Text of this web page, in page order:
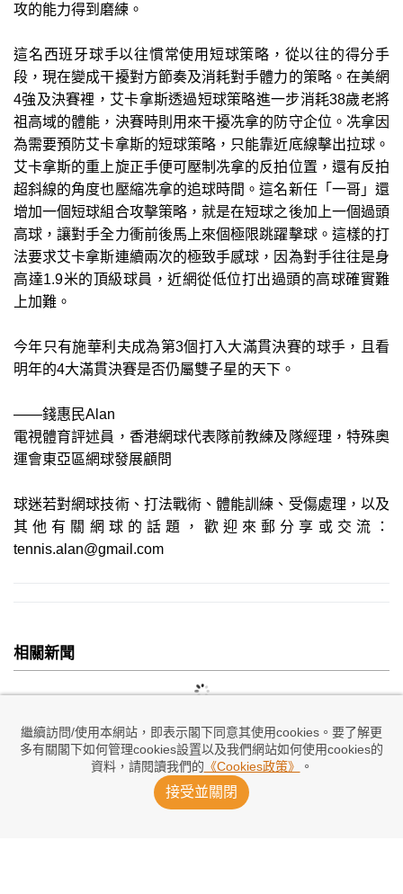
繼續訪問/使用本網站，即表示閣下同意其使用cookies。要了解更
多有關閣下如何管理cookies設置以及我們網站如何使用cookies的
資料，請閱讀我們的 《Cookies政策》 。
接受並關閉
攻的能力得到磨練。
這名西班牙球手以往慣常使用短球策略，從以往的得分手
段，現在變成干擾對方節奏及消耗對手體力的策略。在美網
4強及決賽裡，艾卡拿斯透過短球策略進一步消耗38歲老將
祖高域的體能，決賽時則用來干擾冼拿的防守企位。冼拿因
為需要預防艾卡拿斯的短球策略，只能靠近底線擊出拉球。
艾卡拿斯的重上旋正手便可壓制冼拿的反拍位置，還有反拍
超斜線的角度也壓縮冼拿的追球時間。這名新任「一哥」還
增加一個短球組合攻擊策略，就是在短球之後加上一個過頭
高球，讓對手全力衝前後馬上來個極限跳躍擊球。這樣的打
法要求艾卡拿斯連續兩次的極致手感球，因為對手往往是身
高達1.9米的頂級球員，近網從低位打出過頭的高球確實難
上加難。
今年只有施華利夫成為第3個打入大滿貫決賽的球手，且看
明年的4大滿貫決賽是否仍屬雙子星的天下。
——錢惠民Alan
電視體育評述員，香港網球代表隊前教練及隊經理，特殊奧
運會東亞區網球發展顧問
球迷若對網球技術、打法戰術、體能訓練、受傷處理，以及
其他有關網球的話題，歡迎來郵分享或交流：
tennis.alan@gmail.com
相關新聞